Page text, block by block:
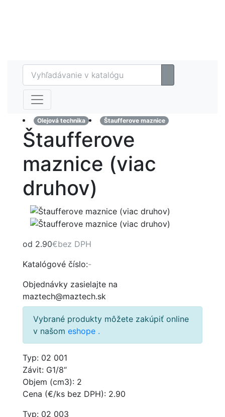
Olejová technika Štaufferove maznice
Štaufferove
maznice (viac
druhov)
od 2.90€bez DPH
Katalógové číslo:-
Objednávky zasielajte na
maztech@maztech.sk
Vybrané produkty môžete zakúpiť online
v našom eshope .
Typ: 02 001
Závit: G1/8“
Objem (cm3): 2
Cena (€/ks bez DPH): 2.90
Typ: 02 003